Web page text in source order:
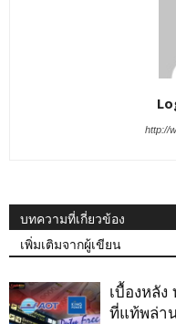
http://
บทความที่เกี่ยวข้อง
เพิ่มเติมจากผู้เขียน
เบื้องหลั
ที่แท้พล่า